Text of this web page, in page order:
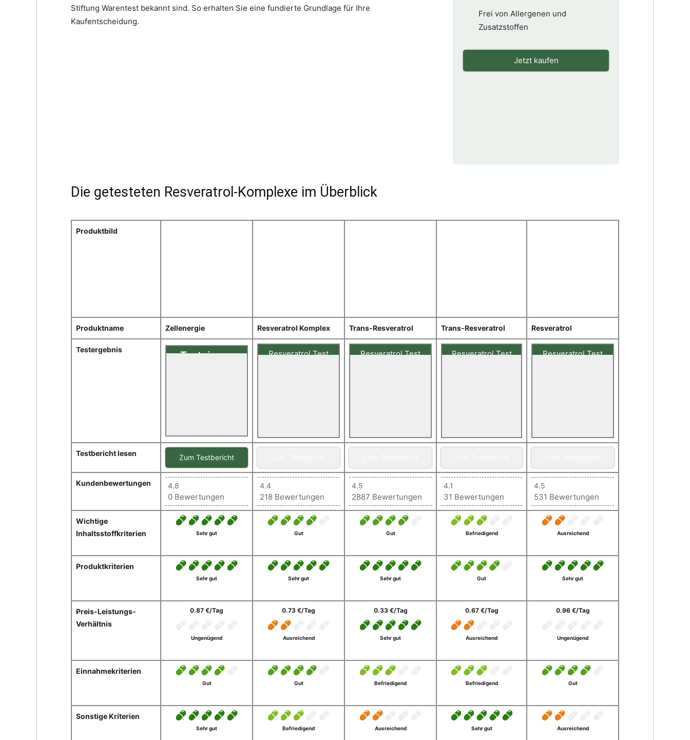
Stiftung Warentest bekannt sind. So erhalten Sie eine fundierte Grundlage für Ihre
Kaufentscheidung.
Frei von Allergenen und
Zusatzstoffen
Jetzt kaufen
Die getesteten Resveratrol-Komplexe im Überblick
Produktbild
Produktname Zellenergie Resveratrol Komplex Trans-Resveratrol Trans-Resveratrol Resveratrol
Testergebnis Testsieger Resveratrol Test Resveratrol Test Resveratrol Test Resveratrol Test
Testbericht lesen Zum Testbericht
Kundenbewertungen 4.8
0 Bewertungen
4.4
218 Bewertungen
4.5
2887 Bewertungen
4.1
31 Bewertungen
4.5
531 Bewertungen
Wichtige
Inhaltsstoffkriterien
Sehr gut Gut Gut Befriedigend Ausreichend
Produktkriterien
Sehr gut Sehr gut Sehr gut Gut Sehr gut
Preis-Leistungs-
Verhältnis
0.87 €/Tag
Ungenügend
0.73 €/Tag
Ausreichend
0.33 €/Tag
Sehr gut
0.67 €/Tag
Ausreichend
0.96 €/Tag
Ungenügend
Einnahmekriterien
Gut Gut Befriedigend Befriedigend Gut
Sonstige Kriterien
Sehr gut Befriedigend Ausreichend Sehr gut Ausreichend